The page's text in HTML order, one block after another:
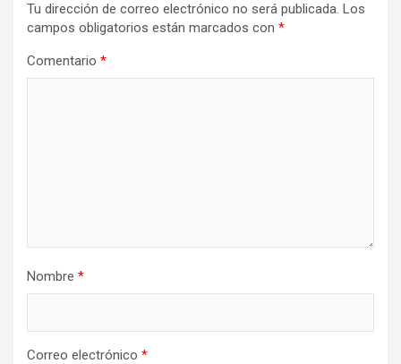
Tu dirección de correo electrónico no será publicada. Los
campos obligatorios están marcados con *
Comentario *
Nombre *
Correo electrónico *